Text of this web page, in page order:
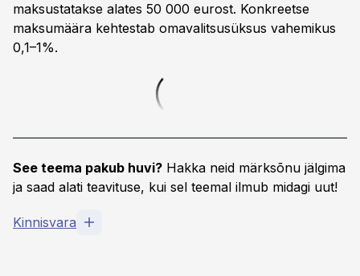
maksustatakse alates 50 000 eurost. Konkreetse
maksumäära kehtestab omavalitsusüksus vahemikus
0,1–1%.
See teema pakub huvi? Hakka neid märksõnu jälgima
ja saad alati teavituse, kui sel teemal ilmub midagi uut!
Kinnisvara